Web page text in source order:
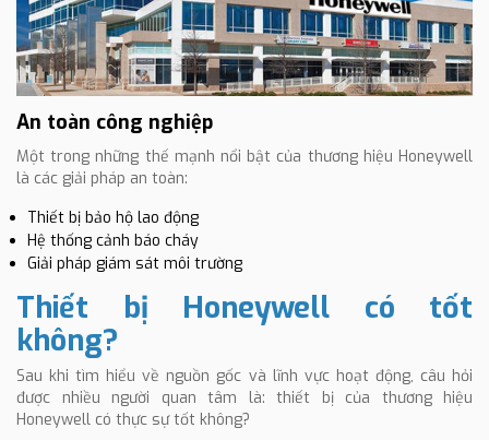
An toàn công nghiệp
Một trong những thế mạnh nổi bật của thương hiệu Honeywell
là các giải pháp an toàn:
Thiết bị bảo hộ lao động
Hệ thống cảnh báo cháy
Giải pháp giám sát môi trường
Thiết bị Honeywell có tốt
không?
Sau khi tìm hiểu về nguồn gốc và lĩnh vực hoạt động, câu hỏi
được nhiều người quan tâm là: thiết bị của thương hiệu
Honeywell có thực sự tốt không?